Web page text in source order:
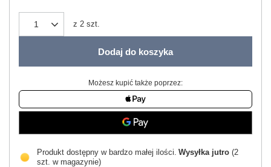
z 2 szt.
Dodaj do koszyka
Możesz kupić także poprzez:
Produkt dostępny w bardzo małej ilości Wysyłka jutro (2
szt. w magazynie)